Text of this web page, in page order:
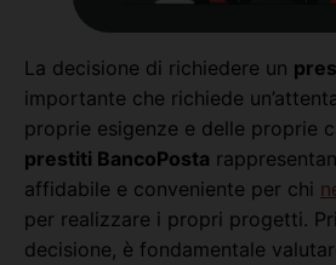
La decisione di richiedere un
importante che richiede
proprie esigenze e delle proprie
prestiti BancoPosta
affidabile e conveniente per chi
per realizzare i propri progetti.
decisione, è fondamentale